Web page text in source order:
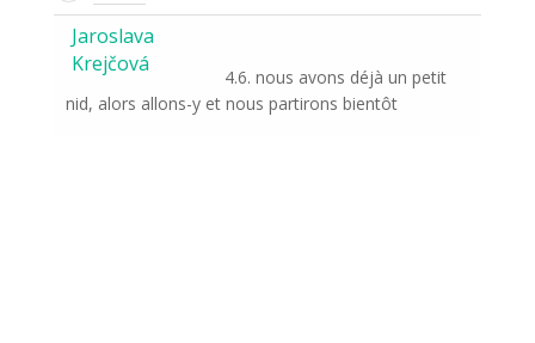
Jaroslava
Krejčová
4.6. nous avons déjà un petit
nid, alors allons-y et nous partirons bientôt